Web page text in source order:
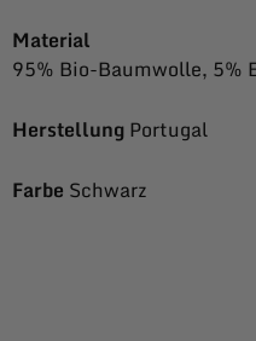
Material
95% Bio-Baumwolle, 5%
HerstellungPortugal
Farbe Schwarz